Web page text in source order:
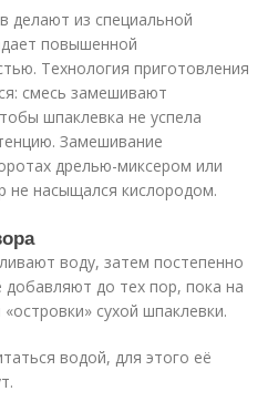
делают из специальной
повышенной
Технология приготовления
смесь замешивают
шпаклевка не успела
Замешивание
дрелью-миксером или
не насыщался кислородом.
воду, затем постепенно
добавляют до тех пор, пока на
сухой шпаклевки.
водой, для этого её